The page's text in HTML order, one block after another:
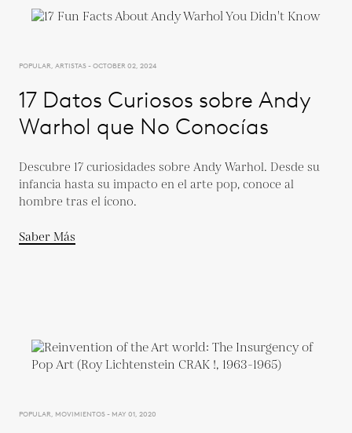
POPULAR, ARTISTAS - OCTOBER 02, 2024
17 Datos Curiosos sobre Andy
Warhol que No Conocías
Descubre 17 curiosidades sobre Andy Warhol. Desde su
infancia hasta su impacto en el arte pop, conoce al
hombre tras el ícono.
Saber Más
POPULAR, MOVIMIENTOS - MAY 01, 2020